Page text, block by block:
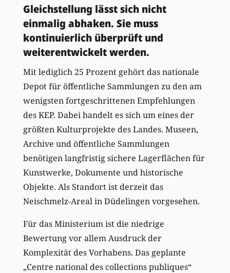
Gleichstellung lässt sich nicht
einmalig abhaken. Sie muss
kontinuierlich überprüft und
weiterentwickelt werden.
Mit lediglich 25 Prozent gehört das nationale
Depot für öffentliche Sammlungen zu den am
wenigsten fortgeschrittenen Empfehlungen
des KEP. Dabei handelt es sich um eines der
größten Kulturprojekte des Landes. Museen,
Archive und öffentliche Sammlungen
benötigen langfristig sichere Lagerflächen für
Kunstwerke, Dokumente und historische
Objekte. Als Standort ist derzeit das
Neischmelz-Areal in Düdelingen vorgesehen.
Für das Ministerium ist die niedrige
Bewertung vor allem Ausdruck der
Komplexität des Vorhabens. Das geplante
„Centre national des collections publiques“